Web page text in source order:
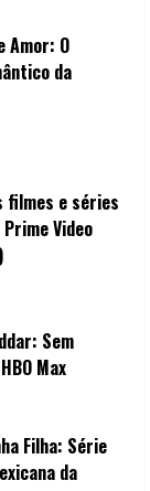
Amor: O
da
filmes e séries
Video
Sem
Max
Filha: Série
da